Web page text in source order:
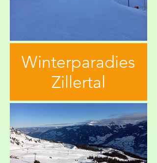
Winterparadies
Zillertal